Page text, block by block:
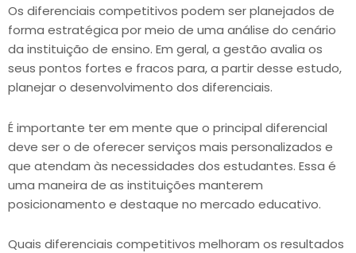
Os diferenciais competitivos podem ser planejados de
forma estratégica por meio de uma análise do cenário
da instituição de ensino. Em geral, a gestão avalia os
seus pontos fortes e fracos para, a partir desse estudo,
planejar o desenvolvimento dos diferenciais.
É importante ter em mente que o principal diferencial
deve ser o de oferecer serviços mais personalizados e
que atendam às necessidades dos estudantes. Essa é
uma maneira de as instituições manterem
posicionamento e destaque no mercado educativo.
Quais diferenciais competitivos melhoram os resultados